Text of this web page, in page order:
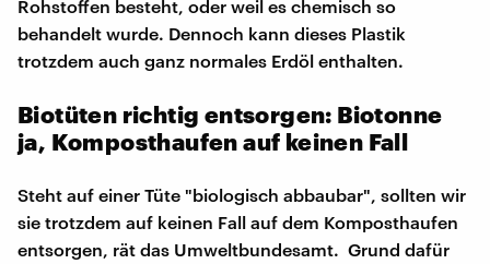
Rohstoffen besteht, oder weil es chemisch so
behandelt wurde. Dennoch kann dieses Plastik
trotzdem auch ganz normales Erdöl enthalten.
Biotüten richtig entsorgen: Biotonne
ja, Komposthaufen auf keinen Fall
Steht auf einer Tüte "biologisch abbaubar", sollten wir
sie trotzdem auf keinen Fall auf dem Komposthaufen
entsorgen, rät das Umweltbundesamt. Grund dafür